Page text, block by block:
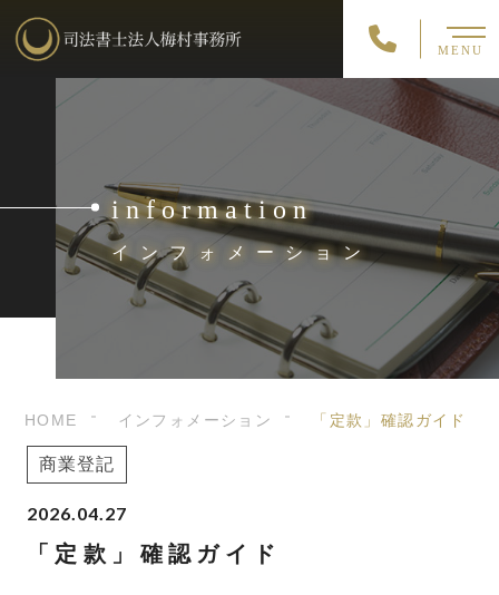
MENU
information
インフォメーション
HOME インフォメーション 「定款」確認ガイド
商業登記
2026.04.27
「定款」確認ガイド